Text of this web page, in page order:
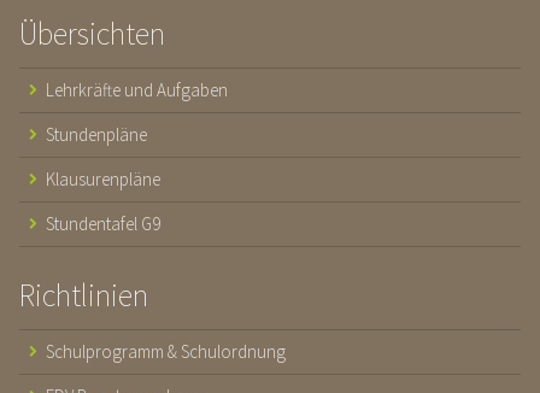
Übersichten
Lehrkräfte und Aufgaben
Stundenpläne
Klausurenpläne
Stundentafel G9
Richtlinien
Schulprogramm & Schulordnung